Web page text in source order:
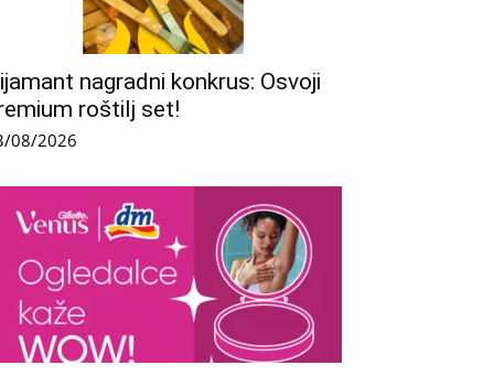
nagradni konkrus: Osvoji
roštilj set!
08/2026